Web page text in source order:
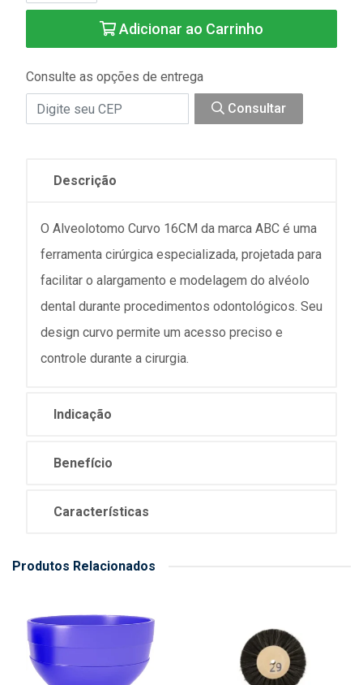
Adicionar ao Carrinho
Consulte as opções de entrega
Consultar
Descrição
O Alveolotomo Curvo 16CM da marca ABC é uma
ferramenta cirúrgica especializada, projetada para
facilitar o alargamento e modelagem do alvéolo
dental durante procedimentos odontológicos. Seu
design curvo permite um acesso preciso e
controle durante a cirurgia.
Indicação
Benefício
Características
Produtos Relacionados